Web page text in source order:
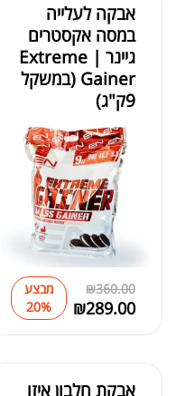
אבקה לעלייה
במסה אקסטרים
גיינר | Extreme
Gainer (במשקל
9ק"ג)
₪360.00
₪289.00
מבצע
20%
אבקת חלבון איזו